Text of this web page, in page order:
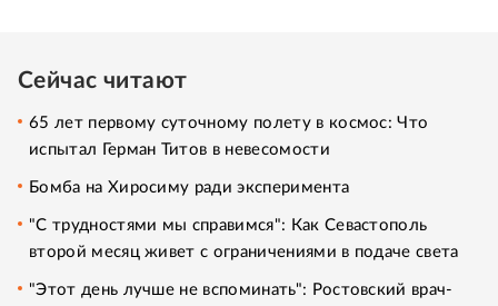
Сейчас читают
65 лет первому суточному полету в космос: Что
испытал Герман Титов в невесомости
Бомба на Хиросиму ради эксперимента
"С трудностями мы справимся": Как Севастополь
второй месяц живет с ограничениями в подаче света
"Этот день лучше не вспоминать": Ростовский врач-